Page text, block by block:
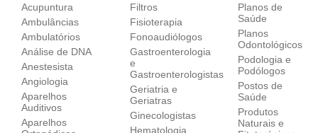
Acupuntura
Ambulâncias
Ambulatórios
Análise de DNA
Anestesista
Angiologia
Aparelhos
Auditivos
Aparelhos
Filtros
Fisioterapia
Fonoaudiólogos
Gastroenterologia
e
Gastroenterologistas
Geriatria e
Geriatras
Ginecologistas
Hematologia
Planos de
Saúde
Planos
Odontológicos
Podologia e
Podólogos
Postos de
Saúde
Produtos
Naturais e